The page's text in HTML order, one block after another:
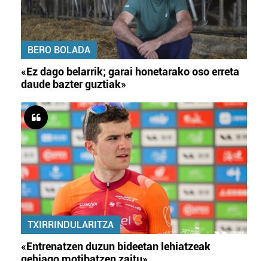
BERO BOLADA
«Ez dago belarrik; garai honetarako oso erreta
daude bazter guztiak»
TXIRRINDULARITZA
«Entrenatzen duzun bideetan lehiatzeak